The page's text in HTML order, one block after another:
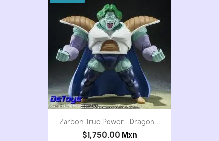
Zarbon True Power - Dragon...
$1,750.00 Mxn